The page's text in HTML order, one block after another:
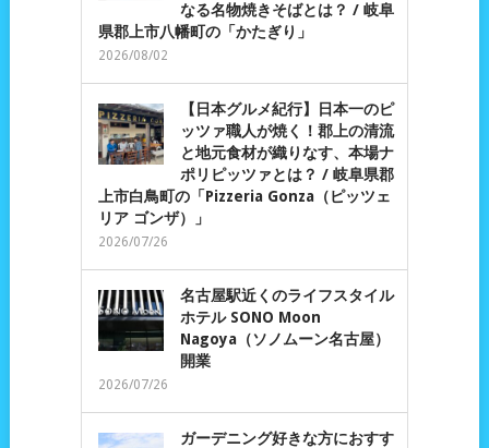
なる名物焼きそばとは？ / 岐阜
県郡上市八幡町の「かたぎり」
2026/08/02
【日本グルメ紀行】日本一のピ
ッツァ職人が焼く！郡上の清流
と地元食材が織りなす、本場ナ
ポリピッツァとは？ / 岐阜県郡
上市白鳥町の「Pizzeria Gonza（ピッツェ
リア ゴンザ）」
2026/07/26
名古屋駅近くのライフスタイル
ホテル SONO Moon
Nagoya（ソノムーン名古屋）
開業
2026/07/26
ガーデニング好きな方におすす